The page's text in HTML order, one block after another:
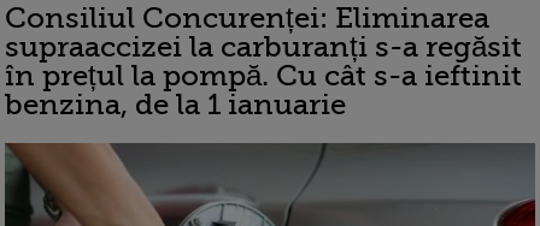
Consiliul Concurenței: Eliminarea
supraaccizei la carburanți s-a regăsit
în prețul la pompă. Cu cât s-a ieftinit
benzina, de la 1 ianuarie